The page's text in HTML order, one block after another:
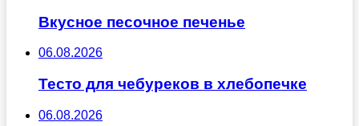
Вкусное песочное печенье
06.08.2026
Тесто для чебуреков в хлебопечке
06.08.2026